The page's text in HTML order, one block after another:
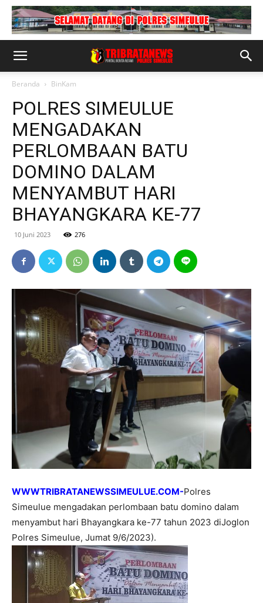
Beranda BinKam
POLRES SIMEULUE
MENGADAKAN
PERLOMBAAN BATU
DOMINO DALAM
MENYAMBUT HARI
BHAYANGKARA KE-77
10 Juni 2023 276
WWWTRIBRATANEWSSIMEULUE.COM-Polres
Simeulue mengadakan perlombaan batu domino dalam
menyambut hari Bhayangkara ke-77 tahun 2023 diJoglon
Polres Simeulue, Jumat 9/6/2023).